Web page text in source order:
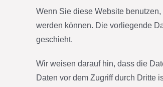
Wenn Sie diese Website
werden können. Die vorliegende
geschieht.
Wir weisen darauf hin, dass die
Daten vor dem Zugriff durch Dritte